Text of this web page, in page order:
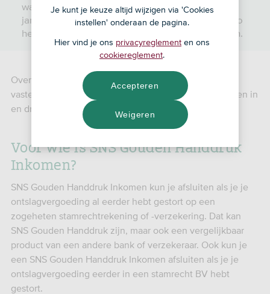
waarmee je de ontslagvergoeding die je voor 1
januari 2014 ontving maandelijks laat uitkeren. Zo
heb je een aanvulling op je inkomen of pensioen.
Over het bedrag dat nog niet is uitgekeerd krijg je een
vaste rente. Op de uitkeringen houdt SNS loonheffingen in
en draagt die af aan de Belastingdienst.
Voor wie is SNS Gouden Handdruk
Inkomen?
SNS Gouden Handdruk Inkomen kun je afsluiten als je je
ontslagvergoeding al eerder hebt gestort op een
zogeheten stamrechtrekening of -verzekering. Dat kan
SNS Gouden Handdruk zijn, maar ook een vergelijkbaar
product van een andere bank of verzekeraar. Ook kun je
een SNS Gouden Handdruk Inkomen afsluiten als je je
ontslagvergoeding eerder in een stamrecht BV hebt
gestort.
Je kunt je keuze altijd wijzigen via 'Cookies
instellen' onderaan de pagina.
Hier vind je ons privacyreglement en ons
cookiereglement.
Weigeren
Accepteren